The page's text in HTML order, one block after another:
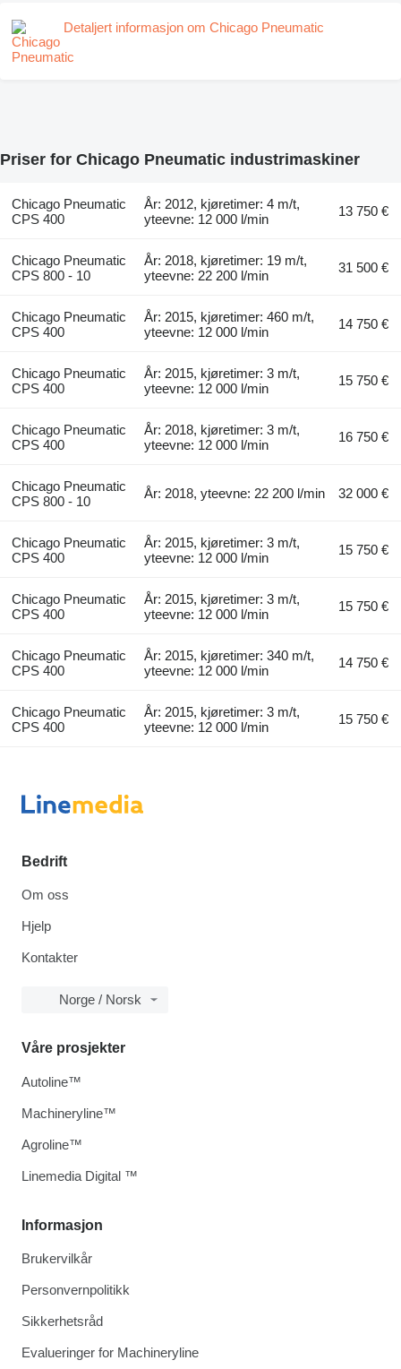
Detaljert informasjon om Chicago Pneumatic
Priser for Chicago Pneumatic industrimaskiner
Chicago Pneumatic
CPS 400
År: 2012, kjøretimer: 4 m/t,
yteevne: 12 000 l/min
13 750 €
Chicago Pneumatic
CPS 800 - 10
År: 2018, kjøretimer: 19 m/t,
yteevne: 22 200 l/min
31 500 €
Chicago Pneumatic
CPS 400
År: 2015, kjøretimer: 460 m/t,
yteevne: 12 000 l/min
14 750 €
Chicago Pneumatic
CPS 400
År: 2015, kjøretimer: 3 m/t,
yteevne: 12 000 l/min
15 750 €
Chicago Pneumatic
CPS 400
År: 2018, kjøretimer: 3 m/t,
yteevne: 12 000 l/min
16 750 €
Chicago Pneumatic
CPS 800 - 10
År: 2018, yteevne: 22 200 l/min 32 000 €
Chicago Pneumatic
CPS 400
År: 2015, kjøretimer: 3 m/t,
yteevne: 12 000 l/min
15 750 €
Chicago Pneumatic
CPS 400
År: 2015, kjøretimer: 3 m/t,
yteevne: 12 000 l/min
15 750 €
Chicago Pneumatic
CPS 400
År: 2015, kjøretimer: 340 m/t,
yteevne: 12 000 l/min
14 750 €
Chicago Pneumatic
CPS 400
År: 2015, kjøretimer: 3 m/t,
yteevne: 12 000 l/min
15 750 €
Bedrift
Om oss
Hjelp
Kontakter
Norge / Norsk
Informasjon
Brukervilkår
Personvernpolitikk
Sikkerhetsråd
Evalueringer for Machineryline
Våre prosjekter
Autoline™
Machineryline™
Agroline™
Linemedia Digital ™